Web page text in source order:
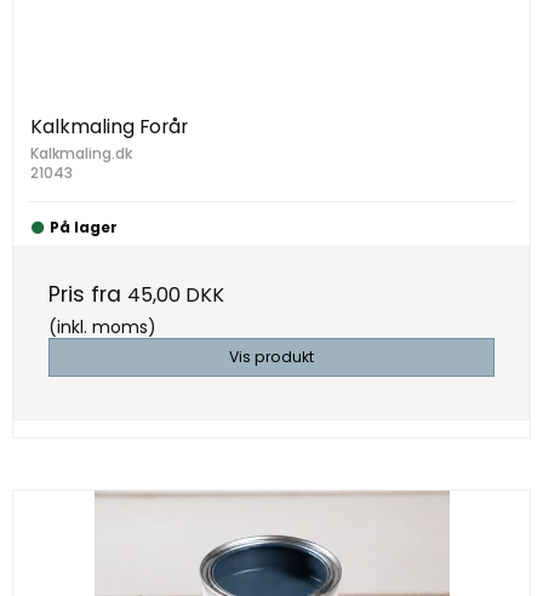
Kalkmaling Forår
Kalkmaling.dk
21043
På lager
Pris fra 45,00 DKK
(inkl. moms)
Vis produkt